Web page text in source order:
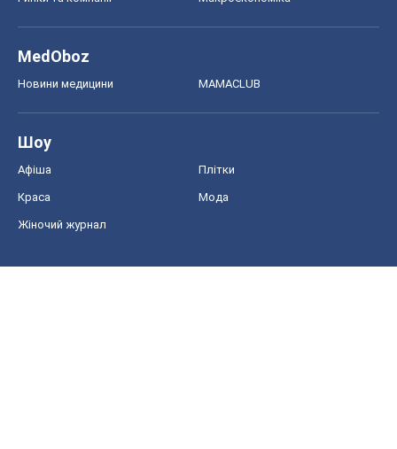
MedOboz
Новини медицини MAMACLUB
Шоу
Афіша Плітки
Краса Мода
Жіночий журнал